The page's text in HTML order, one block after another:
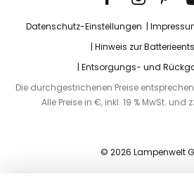
Datenschutz-Einstellungen
Hinweis zur
Entsorgungs- und
Die durchgestrichenen Preise
Alle Preise in €, inkl. 19 % MwSt. und
© 2026 Lampenwelt